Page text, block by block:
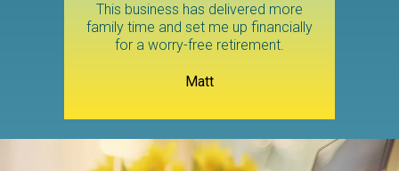
This business has delivered more
family time and set me up financially
for a worry-free retirement.
Matt